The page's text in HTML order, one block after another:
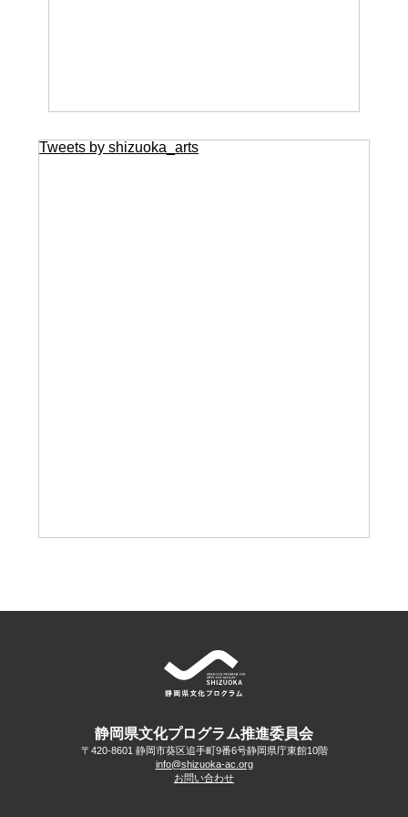
Tweets by shizuoka_arts
静岡県文化プログラム推進委員会
〒420-8601 静岡市葵区追手町9番6号静岡県庁東館10階
info@shizuoka-ac.org
お問い合わせ